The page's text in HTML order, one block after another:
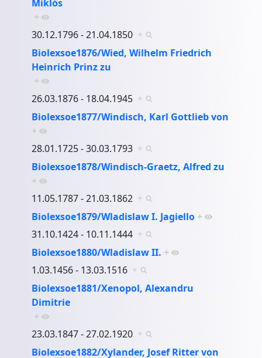
Miklós
+
30.12.1796 - 21.04.1850 +
Biolexsoe1876/Wied, Wilhelm Friedrich
Heinrich Prinz zu
+
26.03.1876 - 18.04.1945 +
Biolexsoe1877/Windisch, Karl Gottlieb von
+
28.01.1725 - 30.03.1793 +
Biolexsoe1878/Windisch-Graetz, Alfred zu
+
11.05.1787 - 21.03.1862 +
Biolexsoe1879/Wladislaw I. Jagiello +
31.10.1424 - 10.11.1444 +
Biolexsoe1880/Wladislaw II. +
1.03.1456 - 13.03.1516 +
Biolexsoe1881/Xenopol, Alexandru
Dimitrie
+
23.03.1847 - 27.02.1920 +
Biolexsoe1882/Xylander, Josef Ritter von